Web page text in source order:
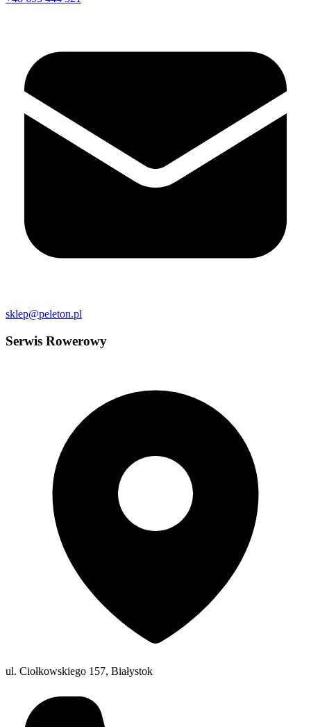
sklep@peleton.pl
Serwis Rowerowy
ul. Ciołkowskiego 157, Białystok